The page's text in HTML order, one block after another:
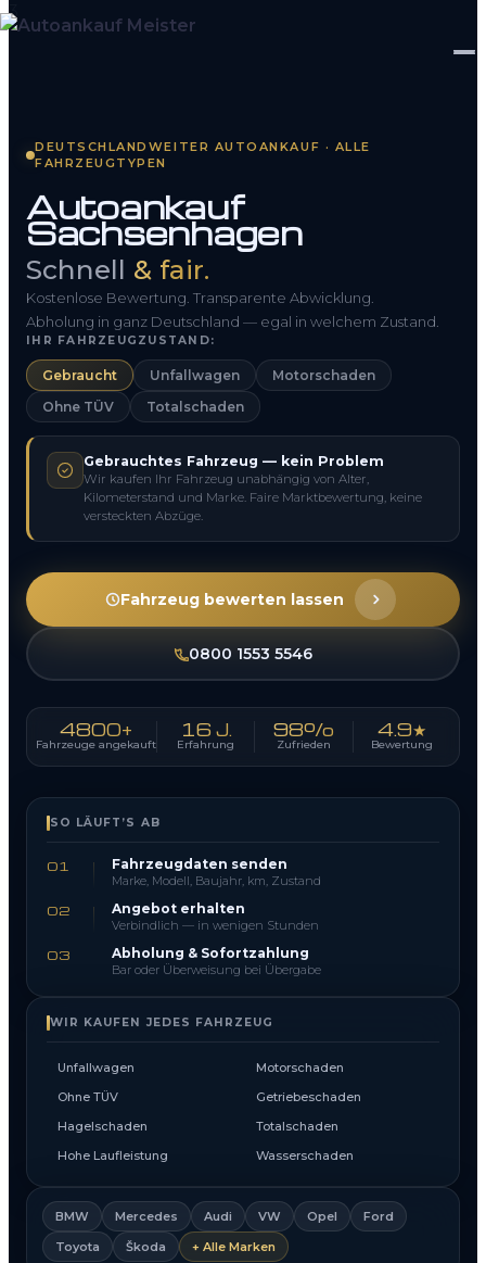
So funktioniert’s
Kontakt
FAQ
0800 1553 5546
DEUTSCHLANDWEITER AUTOANKAUF · ALLE
FAHRZEUGTYPEN
Autoankauf
Sachsenhagen
Schnell & fair.
Kostenlose Bewertung. Transparente Abwicklung.
Abholung in ganz Deutschland — egal in welchem Zustand.
IHR FAHRZEUGZUSTAND:
Gebraucht Unfallwagen
Motorschaden
Ohne TÜV
Totalschaden
Gebrauchtes Fahrzeug — kein Problem
Wir kaufen Ihr Fahrzeug unabhängig von Alter,
Kilometerstand und Marke. Faire Marktbewertung, keine
versteckten Abzüge.
Fahrzeug bewerten lassen
0800 1553 5546
4800+
Fahrzeuge angekauft
16 J.
Erfahrung
98%
Zufrieden
4.9★
Bewertung
SO LÄUFT’S AB
01 Fahrzeugdaten senden
Marke, Modell, Baujahr, km, Zustand
02 Angebot erhalten
Verbindlich — in wenigen Stunden
03 Abholung & Sofortzahlung
Bar oder Überweisung bei Übergabe
WIR KAUFEN JEDES FAHRZEUG
Unfallwagen
Motorschaden
Ohne TÜV
Getriebeschaden
Hagelschaden
Totalschaden
Hohe Laufleistung
Wasserschaden
BMW Mercedes Audi VW Opel
Ford
Toyota
Škoda + Alle Marken